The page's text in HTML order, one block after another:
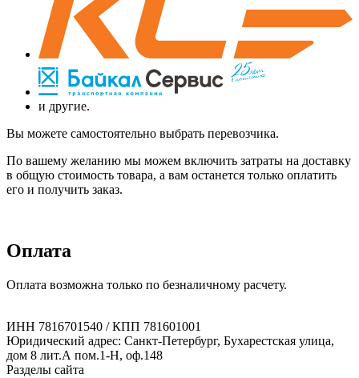
и другие.
Вы можете самостоятельно выбрать перевозчика.
По вашему желанию мы можем включить затраты на доставку
в общую стоимость товара, а вам останется только оплатить
его и получить заказ.
Оплата
Оплата возможна только по безналичному расчету.
ИНН 7816701540 / КПП 781601001
Юридический адрес: Санкт-Петербург, Бухарестская улица,
дом 8 лит.А пом.1-Н, оф.148
Разделы сайта